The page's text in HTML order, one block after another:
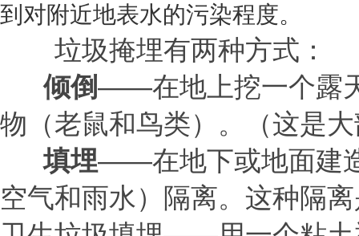
到对附近地表水的污染程度。
垃圾掩埋有两种方式：
倾倒——在地上挖一个露
物（老鼠和鸟类）。（这是
填埋——在地下或地面建
空气和雨水）隔离。这种隔